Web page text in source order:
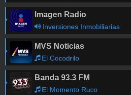
Imagen Radio
Inversiones Inmobiliarias
MVS Noticias
El Cocodrilo
Banda 93.3 FM
El Momento Ruco